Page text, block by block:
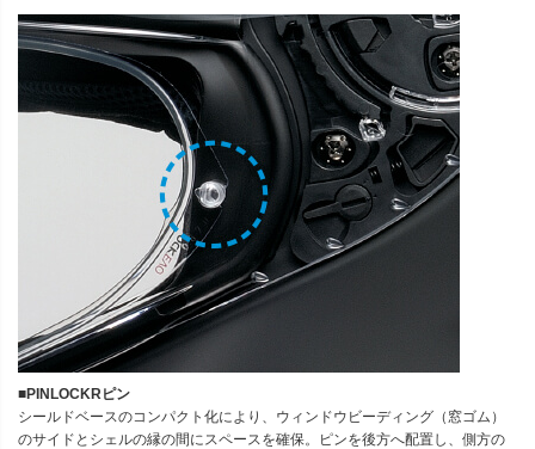
■PINLOCKRピン
シールドベースのコンパクト化により、ウィンドウビーディング（窓ゴム）
のサイドとシェルの縁の間にスペースを確保。ピンを後方へ配置し、側方の